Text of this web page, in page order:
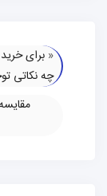
« برای
چه نکاتی